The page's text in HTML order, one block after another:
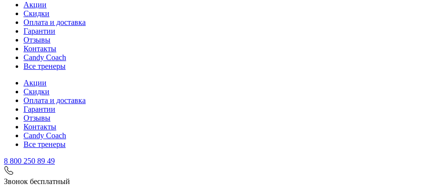
Акции
Скидки
Оплата и доставка
Гарантии
Отзывы
Контакты
Candy Coach
Все тренеры
Акции
Скидки
Оплата и доставка
Гарантии
Отзывы
Контакты
Candy Coach
Все тренеры
8 800 250 89 49
Звонок бесплатный